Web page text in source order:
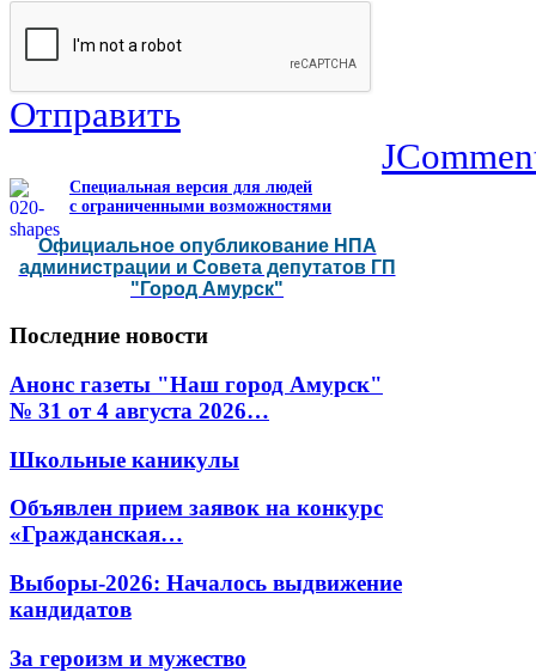
Отправить
Специальная версия для людей
с ограниченными возможностями
Официальное опубликование НПА
администрации и Совета депутатов ГП
"Город Амурск"
Последние новости
Анонс газеты "Наш город Амурск"
№ 31 от 4 августа 2026…
Школьные каникулы
Объявлен прием заявок на конкурс
«Гражданская…
Выборы-2026: Началось выдвижение
кандидатов
За героизм и мужество